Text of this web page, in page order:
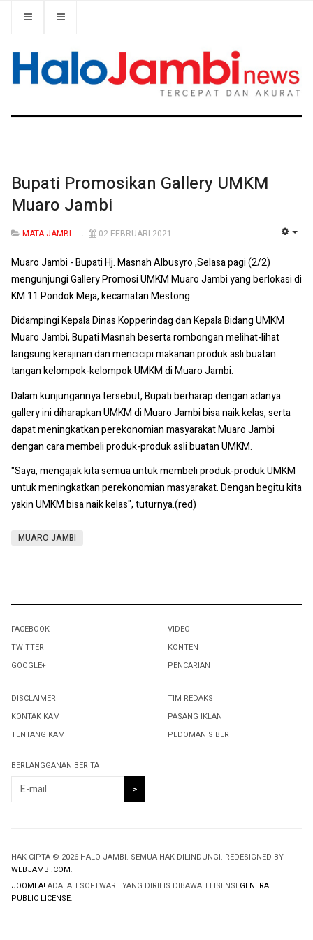
Bupati Promosikan Gallery UMKM
Muaro Jambi
MATA JAMBI 02 FEBRUARI 2021
Muaro Jambi - Bupati Hj. Masnah Albusyro ,Selasa pagi (2/2)
mengunjungi Gallery Promosi UMKM Muaro Jambi yang berlokasi di
KM 11 Pondok Meja, kecamatan Mestong.
Didampingi Kepala Dinas Kopperindag dan Kepala Bidang UMKM
Muaro Jambi, Bupati Masnah beserta rombongan melihat-lihat
langsung kerajinan dan mencicipi makanan produk asli buatan
tangan kelompok-kelompok UMKM di Muaro Jambi.
Dalam kunjungannya tersebut, Bupati berharap dengan adanya
gallery ini diharapkan UMKM di Muaro Jambi bisa naik kelas, serta
dapat meningkatkan perekonomian masyarakat Muaro Jambi
dengan cara membeli produk-produk asli buatan UMKM.
"Saya, mengajak kita semua untuk membeli produk-produk UMKM
untuk meningkatkan perekonomian masyarakat. Dengan begitu kita
yakin UMKM bisa naik kelas", tuturnya.(red)
MUARO JAMBI
FACEBOOK
TWITTER
GOOGLE+
VIDEO
KONTEN
PENCARIAN
DISCLAIMER
KONTAK KAMI
TENTANG KAMI
TIM REDAKSI
PASANG IKLAN
PEDOMAN SIBER
BERLANGGANAN BERITA
HAK CIPTA © 2026 HALO JAMBI. SEMUA HAK DILINDUNGI. REDESIGNED BY
WEBJAMBI.COM.
JOOMLA! ADALAH SOFTWARE YANG DIRILIS DIBAWAH LISENSI GENERAL
PUBLIC LICENSE.